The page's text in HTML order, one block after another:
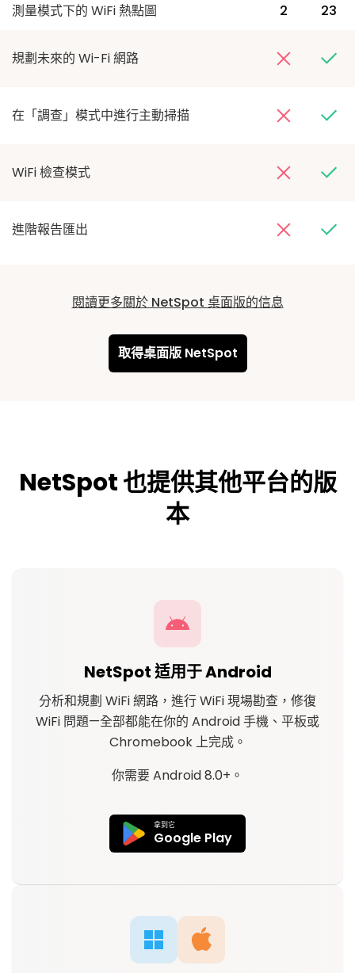
測量模式下的 WiFi 熱點圖 2 23
規劃未來的 Wi-Fi 網路
在「調查」模式中進行主動掃描
WiFi 檢查模式
進階報告匯出
閱讀更多關於 NetSpot 桌面版的信息
取得桌面版 NetSpot
NetSpot 也提供其他平台的版
本
NetSpot 适用于 Android
分析和規劃 WiFi 網路，進行 WiFi 現場勘查，修復
WiFi 問題—全部都能在你的 Android 手機、平板或
Chromebook 上完成。
你需要 Android 8.0+。
拿到它
Google Play